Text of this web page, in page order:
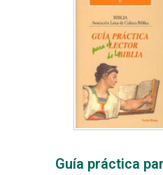
Guía práctica